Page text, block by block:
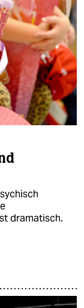
dramatisch.